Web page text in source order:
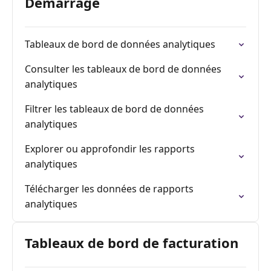
Tableaux de bord de données analytiques
Consulter les tableaux de bord de données
analytiques
Filtrer les tableaux de bord de données
analytiques
Explorer ou approfondir les rapports
analytiques
Télécharger les données de rapports
analytiques
Tableaux de bord de facturation